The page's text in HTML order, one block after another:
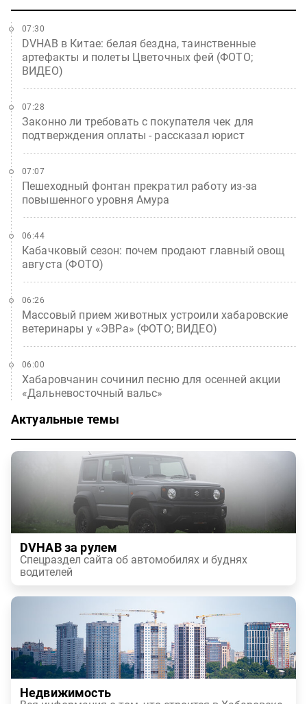
DVHAB в Китае: белая бездна, таинственные
артефакты и полеты Цветочных фей (ФОТО;
ВИДЕО)
07:30
Законно ли требовать с покупателя чек для
подтверждения оплаты - рассказал юрист
07:28
Пешеходный фонтан прекратил работу из-за
повышенного уровня Амура
07:07
Кабачковый сезон: почем продают главный овощ
августа (ФОТО)
06:44
Массовый прием животных устроили хабаровские
ветеринары у «ЭВРа» (ФОТО; ВИДЕО)
06:26
Хабаровчанин сочинил песню для осенней акции
«Дальневосточный вальс»
06:00
Актуальные темы
DVHAB за рулем
Спецраздел сайта об автомобилях и буднях
водителей
Недвижимость